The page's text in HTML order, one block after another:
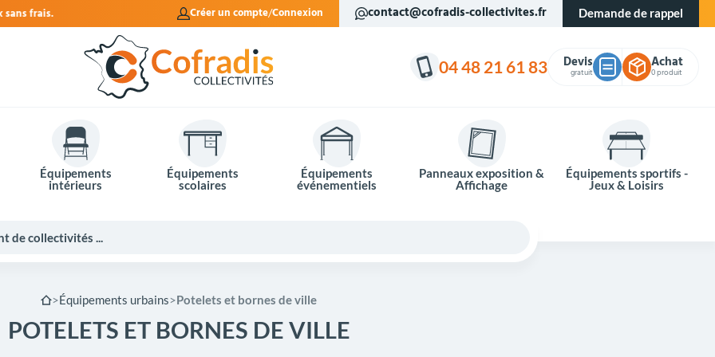
Créer un compte Connexion contact@cofradis-collectivites.fr Demande de rappel
04 48 21 61 83 Devis
gratuit
Achat
0 produit
Équipements
intérieurs
Équipements
scolaires
Équipements
événementiels
Panneaux exposition &
Affichage
Équipements sportifs -
Jeux & Loisirs
Équipements urbains Potelets et bornes de ville
POTELETS ET BORNES DE VILLE